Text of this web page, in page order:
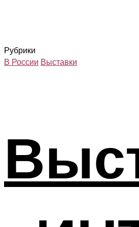
Рубрики
В России Выставки